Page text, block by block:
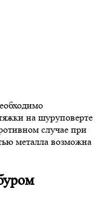
на шуруповерте
случае при
металла возможна